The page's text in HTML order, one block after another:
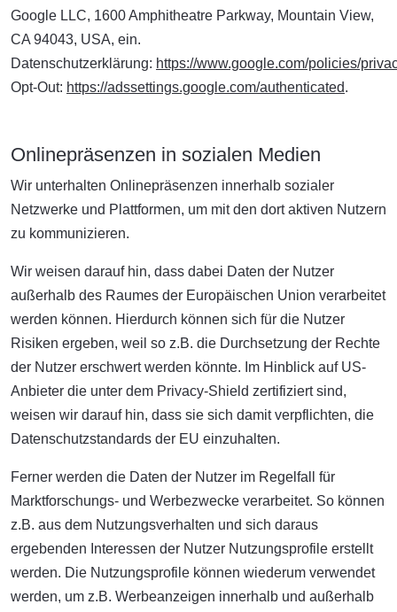
Google LLC, 1600 Amphitheatre Parkway, Mountain View,
CA 94043, USA, ein.
Datenschutzerklärung: https://www.google.com/policies/
Opt-Out: https://adssettings.google.com/authenticated.
Onlinepräsenzen in sozialen Medien
Wir unterhalten Onlinepräsenzen innerhalb sozialer
Netzwerke und Plattformen, um mit den dort aktiven Nutzern
zu kommunizieren.
Wir weisen darauf hin, dass dabei Daten der Nutzer
außerhalb des Raumes der Europäischen Union verarbeitet
werden können. Hierdurch können sich für die Nutzer
Risiken ergeben, weil so z.B. die Durchsetzung der Rechte
der Nutzer erschwert werden könnte. Im Hinblick auf US-
Anbieter die unter dem Privacy-Shield zertifiziert sind,
weisen wir darauf hin, dass sie sich damit verpflichten, die
Datenschutzstandards der EU einzuhalten.
Ferner werden die Daten der Nutzer im Regelfall für
Marktforschungs- und Werbezwecke verarbeitet. So können
z.B. aus dem Nutzungsverhalten und sich daraus
ergebenden Interessen der Nutzer Nutzungsprofile erstellt
werden. Die Nutzungsprofile können wiederum verwendet
werden, um z.B. Werbeanzeigen innerhalb und außerhalb